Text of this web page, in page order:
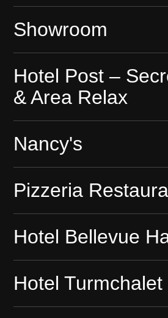
Showroom
Hotel Post –
& Area Relax
Nancy's
Pizzeria
Hotel Bellevue
Hotel Turmchalet